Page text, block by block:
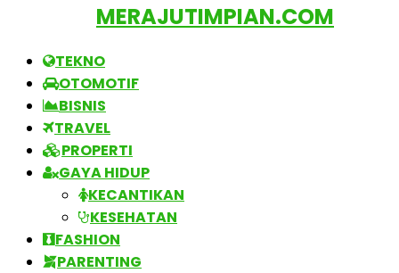
MERAJUTIMPIAN.COM
TEKNO
OTOMOTIF
BISNIS
TRAVEL
PROPERTI
GAYA HIDUP
KECANTIKAN
KESEHATAN
FASHION
PARENTING